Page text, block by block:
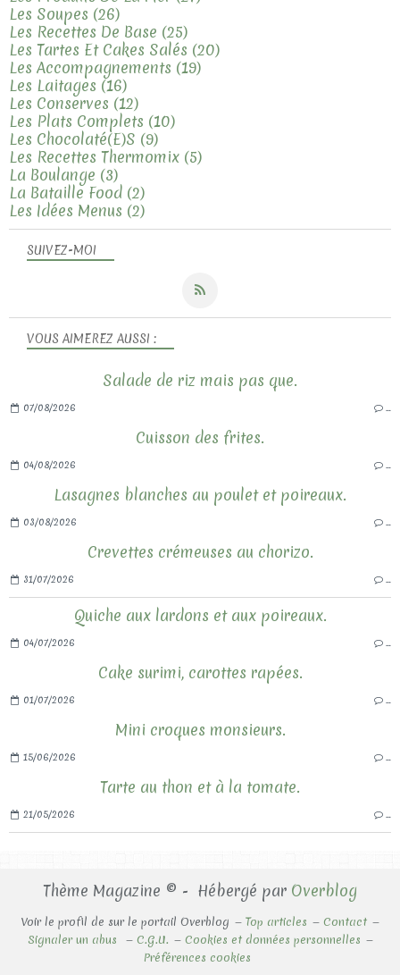
SUIVEZ-MOI
VOUS AIMEREZ AUSSI :
Salade de riz mais pas que.
07/08/2026
Cuisson des frites.
04/08/2026
Lasagnes blanches au poulet et poireaux.
03/08/2026
Crevettes crémeuses au chorizo.
31/07/2026
Quiche aux lardons et aux poireaux.
04/07/2026
Cake surimi, carottes rapées.
01/07/2026
Mini croques monsieurs.
15/06/2026
Tarte au thon et à la tomate.
21/05/2026
Les Soupes (26)
Les Recettes De Base (25)
Les Tartes Et Cakes Salés (20)
Les Accompagnements (19)
Les Laitages (16)
Les Conserves (12)
Les Plats Complets (10)
Les Chocolaté(e)s (9)
Les Recettes Thermomix (5)
La Boulange (3)
La Bataille Food (2)
Les Idées Menus (2)
Thème Magazine © - Hébergé par Overblog
Voir le profil de sur le portail Overblog Top articles
Contact
Signaler un abus
C.G.U.
Cookies et données personnelles
Préférences cookies